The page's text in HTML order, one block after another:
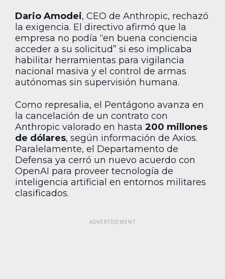
Dario Amodei, CEO de Anthropic, rechazó
la exigencia. El directivo afirmó que la
empresa no podía “en buena conciencia
acceder a su solicitud” si eso implicaba
habilitar herramientas para vigilancia
nacional masiva y el control de armas
autónomas sin supervisión humana.
Como represalia, el Pentágono avanza en
la cancelación de un contrato con
Anthropic valorado en hasta 200 millones
de dólares, según información de Axios.
Paralelamente, el Departamento de
Defensa ya cerró un nuevo acuerdo con
OpenAI para proveer tecnología de
inteligencia artificial en entornos militares
clasificados.